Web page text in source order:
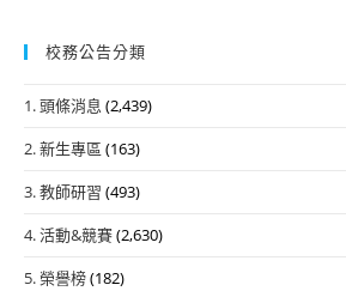
校務公告分類
1. 頭條消息 (2,439)
2. 新生專區 (163)
3. 教師研習 (493)
4. 活動&競賽(2,630)
5. 榮譽榜(182)